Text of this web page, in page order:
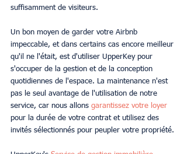
suffisamment de visiteurs.
Un bon moyen de garder votre Airbnb
impeccable, et dans certains cas encore meilleur
qu'il ne l'était, est d'utiliser UpperKey pour
s'occuper de la gestion et de la conception
quotidiennes de l'espace. La maintenance n'est
pas le seul avantage de l'utilisation de notre
service, car nous allons garantissez votre loyer
pour la durée de votre contrat et utilisez des
invités sélectionnés pour peupler votre propriété.